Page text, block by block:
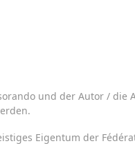
und der Autor / die
Eigentum der